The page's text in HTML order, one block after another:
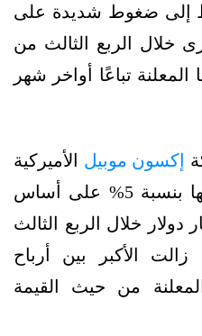
إلى ضغوط شديدة على
خلال الربع الثالث من
المعلنة تباعًا أواخر شهر
إكسون موبيل الأميركية
عن انخفاض صافي أرباحها بنسبة 5% على أساس
إلى 8.61 مليار دولار خلال الربع الثالث
ما زالت الأكبر بين أرباح
من حيث القيمة